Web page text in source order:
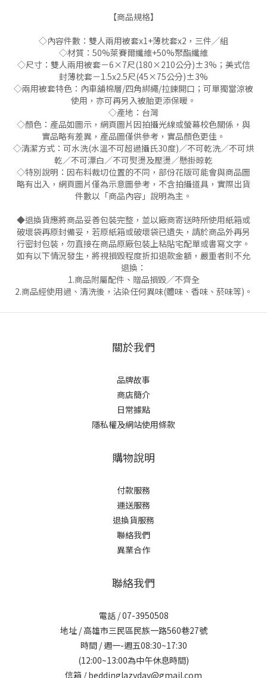
【商品規格】
◇內容件數：雙人兩用被套x1+薄枕套x2，三件╱組
◇材質：50%萊賽爾纖維+50%聚酯纖維
◇尺寸：雙人兩用被套－6×7尺(180×210公分)±3%；美式信
封薄枕套－1.5x2.5尺(45×75公分)±3%
◇兩用被套特色：內車舖棉層/四角綁繩/拉鍊開口；可單獨當涼被
使用，亦可再另入被胎更添保暖。
◇產地：台灣
◇顏色：產品如圖示，網頁圖片因拍攝光線或螢幕校色關係，與
實品略有差異，產品圖僅供參考，實品顏色更佳。
◇清潔方式：可水洗(水溫不可超過攝氏30度)／不可乾洗／不可烘
乾／不可漂白／不可熨燙及壓燙／懸掛晾乾
◇特別說明：因布料裁切位置的不同，部份花版可能會與商品圖
略有出入，網頁圖片僅為示意圖參考，不含拍攝道具，實際出貨
件數以「商品內容」說明為主。
◆退換貨應將商品妥善包裝完整，並以廠商寄送時所使用紙箱或
破壞袋再原封備妥，若原紙箱或破壞袋已遺失，請於商品外再另
行密封包裝，勿直接在商品原廠包裝上粘貼宅配單或書寫文字。
如有以下情況發生，將視損毀程度折扣退款金額，嚴重者則不允
退換：
1.商品附屬配件、贈品損毀╱不齊全
2.商品經使用過、清洗後，沾染任何異味(體味、香味、菸味等)。
關於我們
品牌故事
商店簡介
日常據點
隱私權及網站使用條款
購物說明
付款服務
運送服務
退換貨服務
聯絡我們
異業合作
聯絡我們
電話 / 07-3950508
地址 / 高雄市三民區民族一路560巷27號
時間 / 週一-週五08:30~17:30
(12:00~13:00為中午休息時間)
信箱 / beddinglazyday@gmail.com